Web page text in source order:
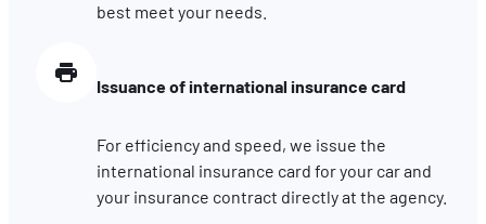
best meet your needs.
Issuance of international insurance card
For efficiency and speed, we issue the
international insurance card for your car and
your insurance contract directly at the agency.